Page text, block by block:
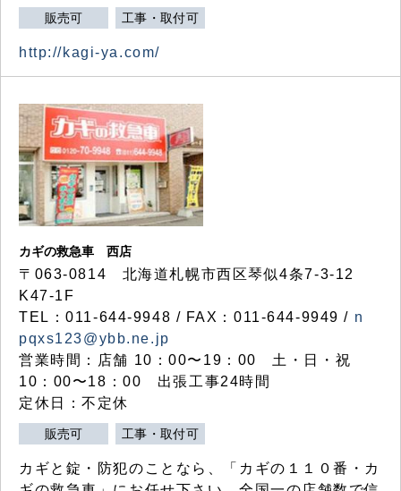
販売可 工事・取付可
http://kagi-ya.com/
カギの救急車 西店
〒063-0814 北海道札幌市西区琴似4条7-3-12
K47-1F
TEL：011-644-9948 / FAX：011-644-9949 / n
pqxs123@ybb.ne.jp
営業時間：店舗 10：00〜19：00 土・日・祝
10：00〜18：00 出張工事24時間
定休日：不定休
販売可 工事・取付可
カギと錠・防犯のことなら、「カギの１１０番・カ